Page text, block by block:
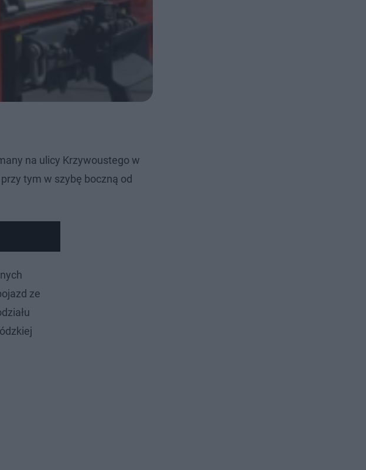
na ulicy Krzywoustego w
tym w szybę boczną od
ze